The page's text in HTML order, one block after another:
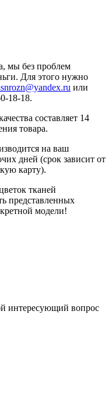
мы без проблем
Для этого нужно
или
18-18.
составляет 14
товара.
на ваш
дней (срок зависит от
карту).
тканей
представленных
модели!
интересующий вопрос